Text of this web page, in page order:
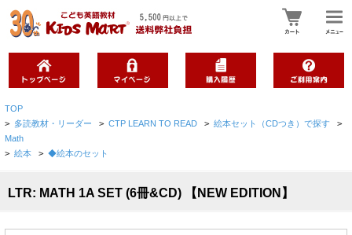
TOP
> 多読教材・リーダー > CTP LEARN TO READ > 絵本セット（CDつき）で探す >
Math
> 絵本 > ◆絵本のセット
LTR: MATH 1A SET (6冊&CD) 【NEW EDITION】